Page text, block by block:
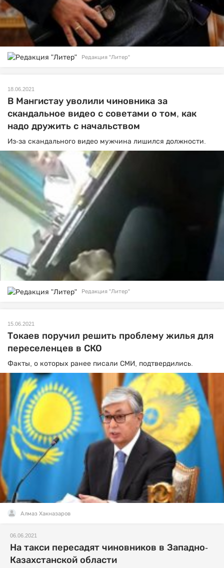
Редакция "Литер"
18.06.2021
В Мангистау уволили чиновника за
скандальное видео с советами о том, как
надо дружить с начальством
Из-за скандального видео мужчина лишился должности.
Редакция "Литер"
15.06.2021
Токаев поручил решить проблему жилья для
переселенцев в СКО
Факты, о которых ранее писали СМИ, подтвердились.
Алмаз Хакназаров
06.06.2021
На такси пересадят чиновников в Западно-
Казахстанской области